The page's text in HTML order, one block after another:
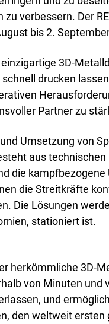
verbessern. Der
bis 2.
3D-
drucken
Partner zu
Umsetzung von
aus
die
die Streitkräfte
Die Lösungen
stationiert ist.
herkömmliche 3D-
von Minuten und
und
den weltweit